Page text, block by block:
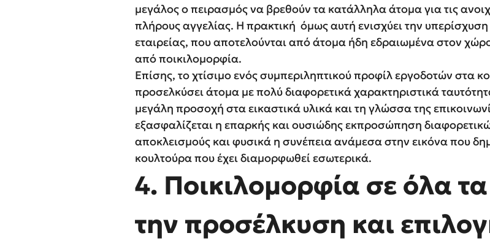
μεγάλος ο πειρασμός να βρεθούν τα κατάλληλα άτομα για τις
πλήρους αγγελίας. Η πρακτική όμως αυτή ενισχύει την
εταιρείας, που αποτελούνται από άτομα ήδη εδραιωμένα στον
από ποικιλομορφία.
Επίσης, το χτίσιμο ενός συμπεριληπτικού προφίλ εργοδοτών στα
προσελκύσει άτομα με πολύ διαφορετικά χαρακτηριστικά
μεγάλη προσοχή στα εικαστικά υλικά και τη γλώσσα της
εξασφαλίζεται η επαρκής και ουσιώδης εκπροσώπηση
αποκλεισμούς και φυσικά η συνέπεια ανάμεσα στην εικόνα που
κουλτούρα που έχει διαμορφωθεί εσωτερικά.
4. Ποικιλομορφία σε όλα
την προσέλκυση και